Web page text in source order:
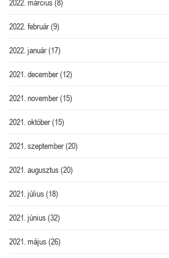
2022. március(8)
2022. február(9)
2022. január(17)
2021. december(12)
2021. november(15)
2021. október(15)
2021. szeptember(20)
2021. augusztus(20)
2021. július(18)
2021. június(32)
2021. május(26)